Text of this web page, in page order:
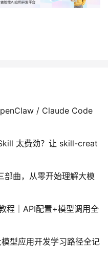
/ Claude Code
太费劲？让 skill-creat
部曲，从零开始理解大模
程｜API配置+模型调用全
型应用开发学习路径全记